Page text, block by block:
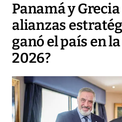
Panamá y
alianzas
ganó el país en
2026?